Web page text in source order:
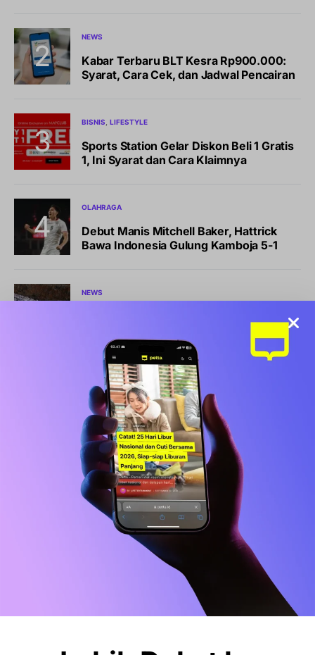
NEWS
Kabar Terbaru BLT Kesra Rp900.000:
Syarat, Cara Cek, dan Jadwal Pencairan
BISNIS LIFESTYLE
Sports Station Gelar Diskon Beli 1 Gratis
1, Ini Syarat dan Cara Klaimnya
OLAHRAGA
Debut Manis Mitchell Baker, Hattrick
Bawa Indonesia Gulung Kamboja 5-1
NEWS